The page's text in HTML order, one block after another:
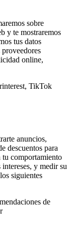
sobre
y te mostraremos
tus datos
online,
TikTok
anuncios,
descuentos para
tu comportamiento
y medir su
siguientes
de